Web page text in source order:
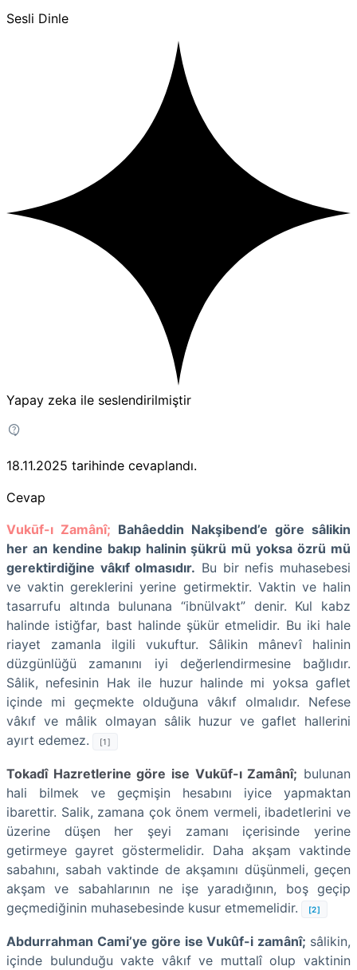
Sesli Dinle
Yapay zeka ile seslendirilmiştir
18.11.2025 tarihinde cevaplandı.
Cevap
Vukūf-ı Zamânî; Bahâeddin Nakşibend’e göre sâlikin
her an kendine bakıp halinin şükrü mü yoksa özrü mü
gerektirdiğine vâkıf olmasıdır. Bu bir nefis muhasebesi
ve vaktin gereklerini yerine getirmektir. Vaktin ve halin
tasarrufu altında bulunana “ibnülvakt” denir. Kul kabz
halinde istiğfar, bast halinde şükür etmelidir. Bu iki hale
riayet zamanla ilgili vukuftur. Sâlikin mânevî halinin
düzgünlüğü zamanını iyi değerlendirmesine bağlıdır.
Sâlik, nefesinin Hak ile huzur halinde mi yoksa gaflet
içinde mi geçmekte olduğuna vâkıf olmalıdır. Nefese
vâkıf ve mâlik olmayan sâlik huzur ve gaflet hallerini
ayırt edemez.
[1]
Tokadî Hazretlerine göre ise Vukūf-ı Zamânî; bulunan
hali bilmek ve geçmişin hesabını iyice yapmaktan
ibarettir. Salik, zamana çok önem vermeli, ibadetlerini ve
üzerine düşen her şeyi zamanı içerisinde yerine
getirmeye gayret göstermelidir. Daha akşam vaktinde
sabahını, sabah vaktinde de akşamını düşünmeli, geçen
akşam ve sabahlarının ne işe yaradığının, boş geçip
geçmediğinin muhasebesinde kusur etmemelidir.
[2]
Abdurrahman Cami’ye göre ise Vukûf-i zamânî; sâlikin,
içinde bulunduğu vakte vâkıf ve muttalî olup vaktinin